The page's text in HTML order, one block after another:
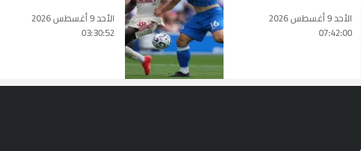
الأحد 9 أغسطس 2026
07:42:00
الأحد 9 أغسطس 2026
03:30:52